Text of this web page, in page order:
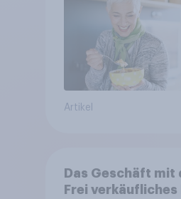
Artikel
Das Geschäft mit
Frei